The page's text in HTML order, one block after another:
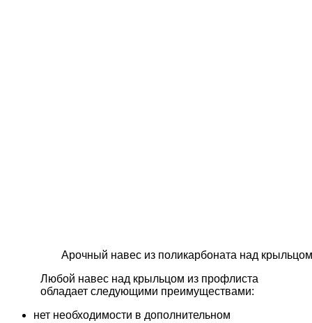
Арочный навес из поликарбоната над крыльцом
Любой навес над крыльцом из профлиста
обладает следующими преимуществами:
нет необходимости в дополнительном